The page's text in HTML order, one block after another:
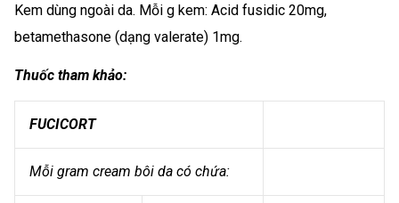
Kem dùng ngoài da. Mỗi g kem: Acid fusidic 20mg,
betamethasone (dạng valerate) 1mg.
Thuốc tham khảo:
FUCICORT
Mỗi gram cream bôi da có chứa: